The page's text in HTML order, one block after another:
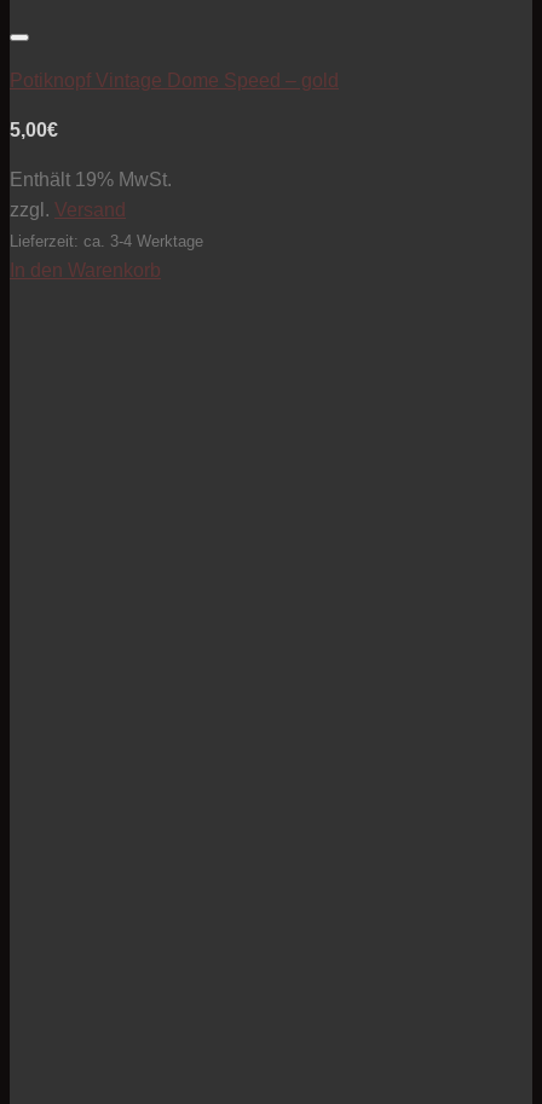
Potiknopf Vintage Dome Speed – gold
5,00€
Enthält 19% MwSt.
zzgl. Versand
Lieferzeit: ca. 3-4 Werktage
In den Warenkorb